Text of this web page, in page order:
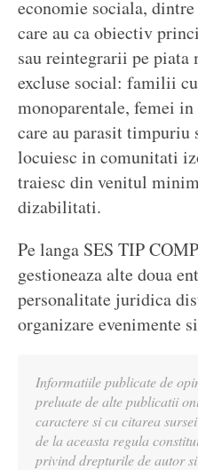
economie sociala,
care au ca obiectiv
sau reintegrarii pe piata
excluse social: familii
monoparentale, femei
care au parasit timpuriu
locuiesc in comunitati
traiesc din venitul
dizabilitati.
Pe langa SES TIP
gestioneaza alte doua
personalitate juridica
organizare evenimente
Informatiile publicate de
preluate de alte publicatii
caractere si cu citarea
de la aceasta regula
privind drepturile de autor